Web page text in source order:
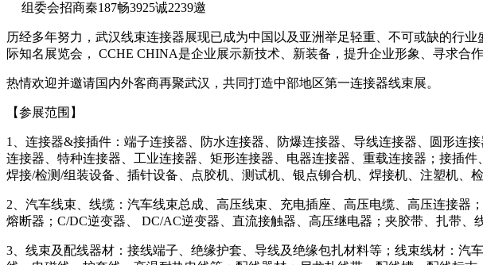
组委会招商秦187畅3925诚2239邀
历经多年努力，武汉线束连接器展现已成为中国以及亚洲举足轻重、不可或缺的行
际知名展览会， CCHE CHINA是企业展示新技术、新装备，提升企业形象、寻求合
热情欢迎并邀请国内外客商再聚武汉，共同打造中部地区第一连接器线束展。
【参展范围】
1、连接器&接插件：端子连接器、防水连接器、防爆连接器、导线连接器、圆形连
连接器、特种连接器、工业连接器、矩形连接器、电器连接器、重载连接器；接插
焊接/检测/组装设备、插针设备、点胶机、测试机、银点铆合机、焊接机、注塑机、
2、汽车线束、线缆：汽车线束总成、高压线束、充电插座、高压电缆、高压连接器
熔断器；C/DC逆变器、 DC/AC逆变器、直流接触器、高压继电器；夹胶带、扎带
3、线束及配线器材：接线端子、绝缘护套、导线及绝缘包扎材料等；线束线材：